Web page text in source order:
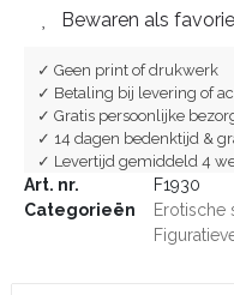
Bewaren als
✓ Geen print of drukwerk
✓ Betaling bij levering of
✓ Gratis persoonlijke
✓ 14 dagen bedenktijd &
✓ Levertijd gemiddeld 4
Art. nr.
F1930
Categorieën
Erotische